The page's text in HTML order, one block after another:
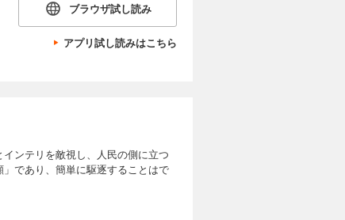
ブラウザ試し読み
アプリ試し読みはこちら
ンテリを敵視し、人民の側に立つ
であり、簡単に駆逐することはで